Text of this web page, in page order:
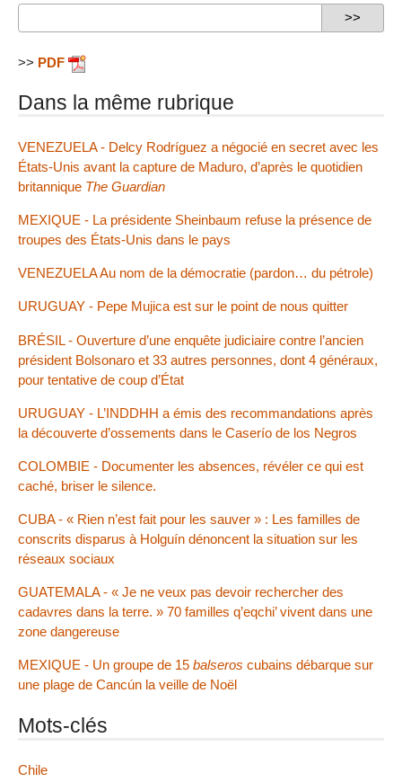
>> PDF
Dans la même rubrique
VENEZUELA - Delcy Rodríguez a négocié en secret avec les
États-Unis avant la capture de Maduro, d’après le quotidien
britannique The Guardian
MEXIQUE - La présidente Sheinbaum refuse la présence de
troupes des États-Unis dans le pays
VENEZUELA Au nom de la démocratie (pardon… du pétrole)
URUGUAY - Pepe Mujica est sur le point de nous quitter
BRÉSIL - Ouverture d’une enquête judiciaire contre l’ancien
président Bolsonaro et 33 autres personnes, dont 4 généraux,
pour tentative de coup d’État
URUGUAY - L’INDDHH a émis des recommandations après
la découverte d’ossements dans le Caserío de los Negros
COLOMBIE - Documenter les absences, révéler ce qui est
caché, briser le silence.
CUBA - « Rien n’est fait pour les sauver » : Les familles de
conscrits disparus à Holguín dénoncent la situation sur les
réseaux sociaux
GUATEMALA - « Je ne veux pas devoir rechercher des
cadavres dans la terre. » 70 familles q’eqchi’ vivent dans une
zone dangereuse
MEXIQUE - Un groupe de 15 balseros cubains débarque sur
une plage de Cancún la veille de Noël
Mots-clés
Chile